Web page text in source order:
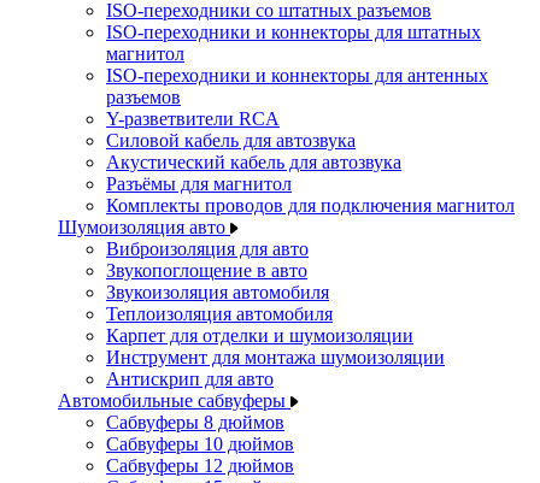
ISO-переходники со штатных разъемов
ISO-переходники и коннекторы для штатных
магнитол
ISO-переходники и коннекторы для антенных
разъемов
Y-разветвители RCA
Силовой кабель для автозвука
Акустический кабель для автозвука
Разъёмы для магнитол
Комплекты проводов для подключения магнитол
Шумоизоляция авто
Виброизоляция для авто
Звукопоглощение в авто
Звукоизоляция автомобиля
Теплоизоляция автомобиля
Карпет для отделки и шумоизоляции
Инструмент для монтажа шумоизоляции
Антискрип для авто
Автомобильные сабвуферы
Сабвуферы 8 дюймов
Сабвуферы 10 дюймов
Сабвуферы 12 дюймов